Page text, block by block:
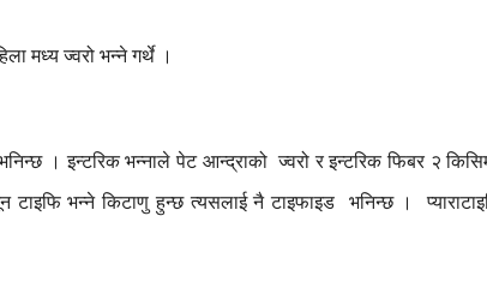
मध्यज्वरोभन्नेगर्थे ।
। इन्टरिक भन्नाले पेट आन्द्राको ज्वरो र इन्टरिक फिबर २
टाइफि भन्ने किटाणु हुन्छ त्यसलाई नै टाइफाइड भनिन्छ ।